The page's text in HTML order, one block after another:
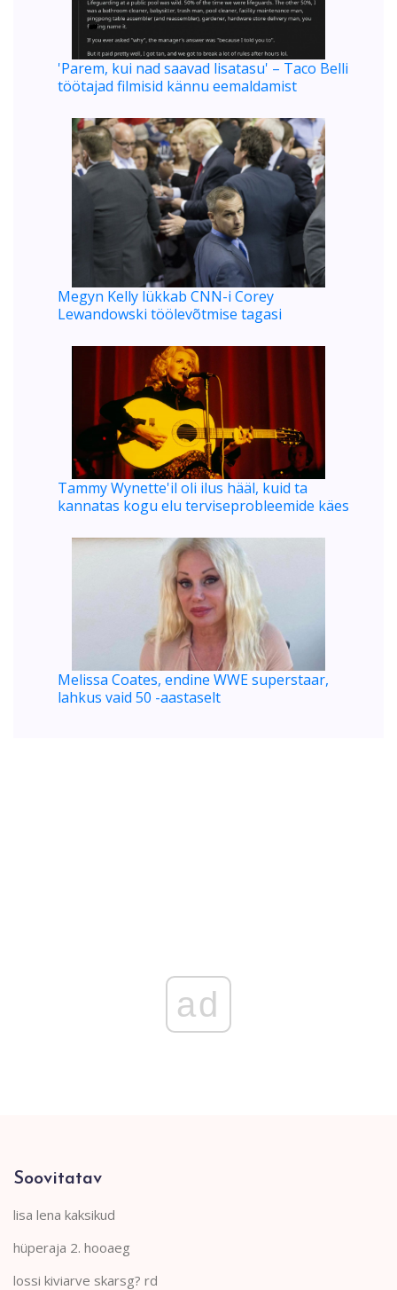
'Parem, kui nad saavad lisatasu' – Taco Belli
töötajad filmisid kännu eemaldamist
Megyn Kelly lükkab CNN-i Corey
Lewandowski töölevõtmise tagasi
Tammy Wynette'il oli ilus hääl, kuid ta
kannatas kogu elu terviseprobleemide käes
Melissa Coates, endine WWE superstaar,
lahkus vaid 50 -aastaselt
ad
Soovitatav
lisa lena kaksikud
hüperaja 2. hooaeg
lossi kiviarve skarsg? rd